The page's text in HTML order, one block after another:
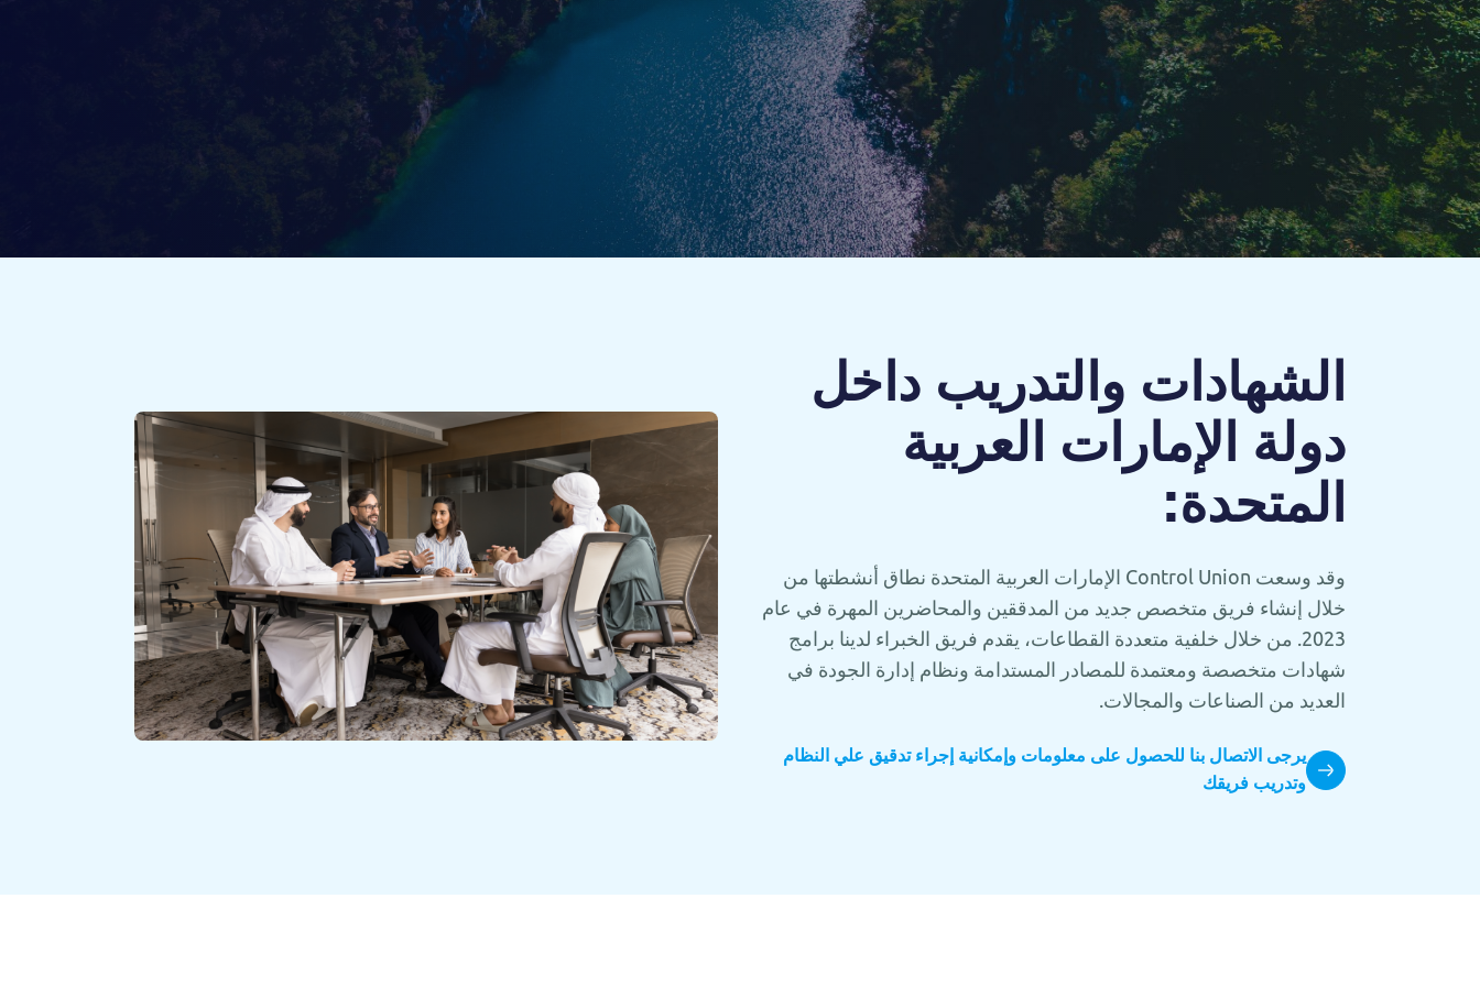
الشهادات والتدريب داخل
دولة الإمارات العربية
المتحدة:
وقد وسعت Control Union الإمارات العربية المتحدة نطاق أنشطتها من
خلال إنشاء فريق متخصص جديد من المدققين والمحاضرين المهرة في عام
2023. من خلال خلفية متعددة القطاعات، يقدم فريق الخبراء لدينا برامج
شهادات متخصصة ومعتمدة للمصادر المستدامة ونظام إدارة الجودة في
العديد من الصناعات والمجالات.
يرجى الاتصال بنا للحصول على معلومات وإمكانية إجراء تدقيق علي النظام
وتدريب فريقك